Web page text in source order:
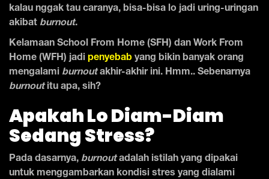
kalau nggak tau caranya, bisa-bisa lo jadi uring-uringan
akibat burnout.
Kelamaan School From Home (SFH) dan Work From
Home (WFH) jadi penyebab yang bikin banyak orang
mengalami burnoutakhir-akhir ini. Hmm.. Sebenarnya
burnoutitu apa, sih?
Apakah Lo Diam-Diam
Sedang Stress?
Pada dasarnya, burnoutadalah istilah yang dipakai
untuk menggambarkan kondisi stres yang dialami